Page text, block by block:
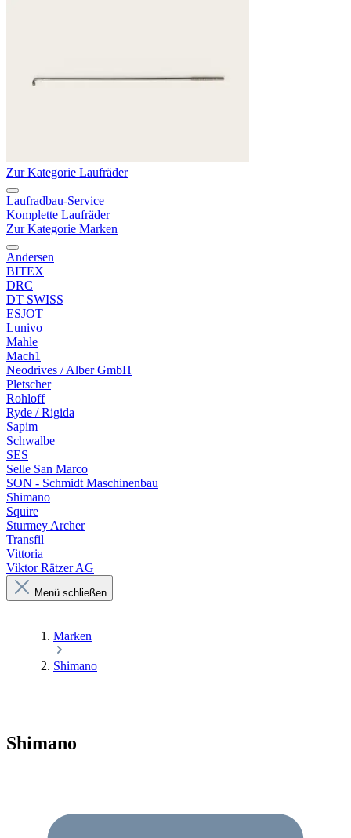
Zur Kategorie Laufräder
Laufradbau-Service
Komplette Laufräder
Zur Kategorie Marken
Andersen
BITEX
DRC
DT SWISS
ESJOT
Lunivo
Mahle
Mach1
Neodrives / Alber GmbH
Pletscher
Rohloff
Ryde / Rigida
Sapim
Schwalbe
SES
Selle San Marco
SON - Schmidt Maschinenbau
Shimano
Squire
Sturmey Archer
Transfil
Vittoria
Viktor Rätzer AG
Menü schließen
Marken
Shimano
Shimano